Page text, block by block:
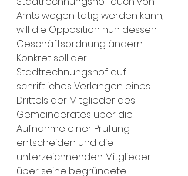
Amts wegen tätig werden kann,
will die Opposition nun dessen
Geschäftsordnung ändern.
Konkret soll der
Stadtrechnungshof auf
schriftliches Verlangen eines
Drittels der Mitglieder des
Gemeinderates über die
Aufnahme einer Prüfung
entscheiden und die
unterzeichnenden Mitglieder
über seine begründete